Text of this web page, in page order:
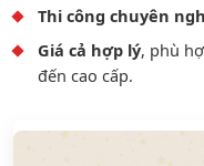
Thi công chuyên
Giá cả hợp lý, phù
đến cao cấp.